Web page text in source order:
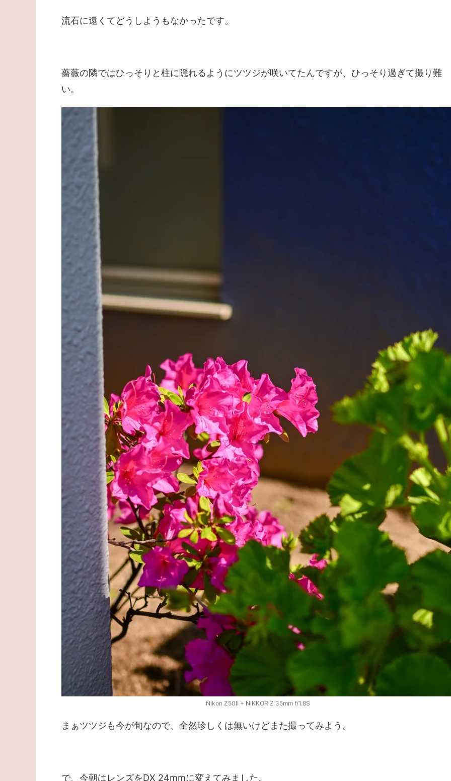
流石に遠くてどうしようもなかったです。
薔薇の隣ではひっそりと柱に隠れるようにツツジが咲いてたんですが、ひっそり過ぎて撮り難
い。
Nikon Z50II + NIKKOR Z 35mm f/1.8S
まぁツツジも今が旬なので、全然珍しくは無いけどまた撮ってみよう。
で、今朝はレンズをDX 24mmに変えてみました。